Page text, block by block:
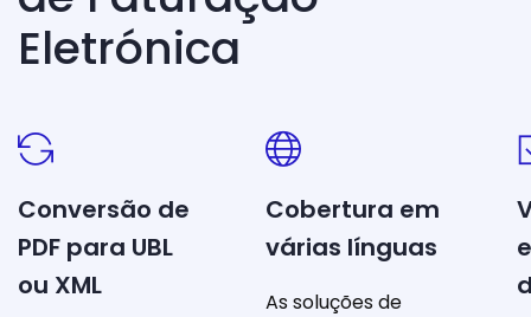
Eletrónica
Conversão de
PDF para UBL
ou XML
Cobertura em
várias línguas
As soluções de